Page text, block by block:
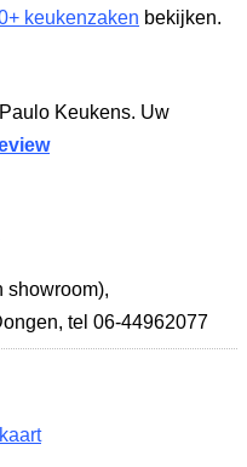
keukenzaken bekijken.
Keukens. Uw
showroom),
, tel 06-44962077